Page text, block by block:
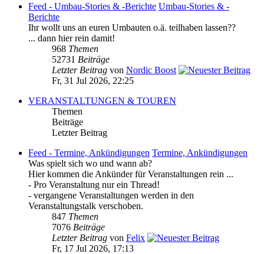
Feed - Umbau-Stories & -Berichte Umbau-Stories & -
Berichte
Ihr wollt uns an euren Umbauten o.ä. teilhaben lassen??
... dann hier rein damit!
968 Themen
52731 Beiträge
Letzter Beitrag von Nordic Boost
Fr, 31 Jul 2026, 22:25
VERANSTALTUNGEN & TOUREN
Themen
Beiträge
Letzter Beitrag
Feed - Termine, Ankündigungen Termine, Ankündigungen
Was spielt sich wo und wann ab?
Hier kommen die Ankünder für Veranstaltungen rein ...
- Pro Veranstaltung nur ein Thread!
- vergangene Veranstaltungen werden in den
Veranstaltungstalk verschoben.
847 Themen
7076 Beiträge
Letzter Beitrag von Felix
Fr, 17 Jul 2026, 17:13